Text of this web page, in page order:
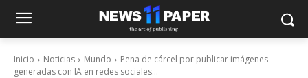
Inicio Noticias Mundo
Pena de cárcel por publicar imágenes
generadas con IA en redes sociales...